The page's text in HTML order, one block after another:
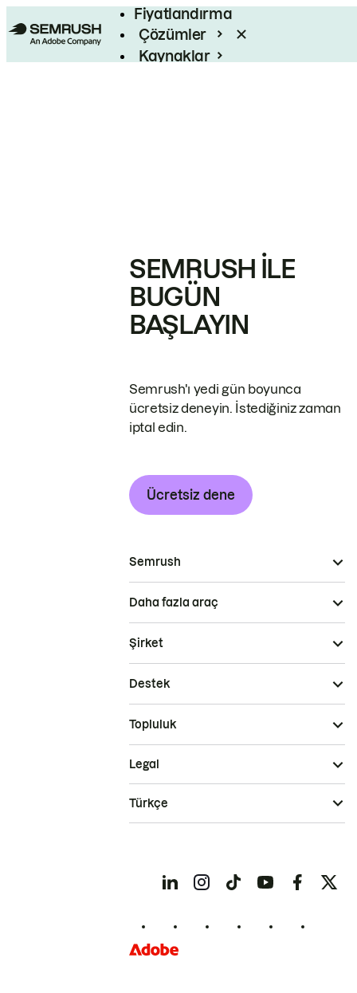
Fiyatlandırma
Çözümler
Kaynaklar
SEMRUSH ILE
BUGÜN
BAŞLAYIN
Semrush'ı yedi gün boyunca
ücretsiz deneyin. İstediğiniz zaman
iptal edin.
Ücretsiz dene
Semrush
Daha fazla araç
Şirket
Destek
Topluluk
Legal
Türkçe